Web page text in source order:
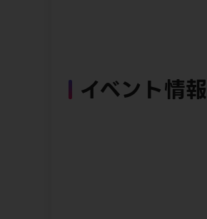
イベント情報